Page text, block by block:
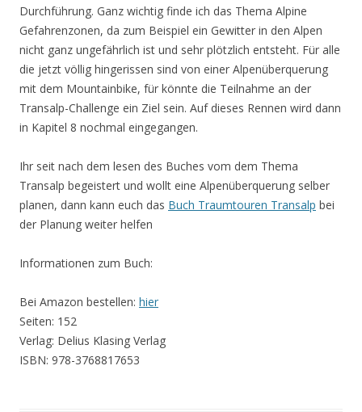
Durchführung. Ganz wichtig finde ich das Thema Alpine
Gefahrenzonen, da zum Beispiel ein Gewitter in den Alpen
nicht ganz ungefährlich ist und sehr plötzlich entsteht. Für alle
die jetzt völlig hingerissen sind von einer Alpenüberquerung
mit dem Mountainbike, für könnte die Teilnahme an der
Transalp-Challenge ein Ziel sein. Auf dieses Rennen wird dann
in Kapitel 8 nochmal eingegangen.
Ihr seit nach dem lesen des Buches vom dem Thema
Transalp begeistert und wollt eine Alpenüberquerung selber
planen, dann kann euch das Buch Traumtouren Transalp bei
der Planung weiter helfen
Informationen zum Buch:
Bei Amazon bestellen: hier
Seiten: 152
Verlag: Delius Klasing Verlag
ISBN: 978-3768817653